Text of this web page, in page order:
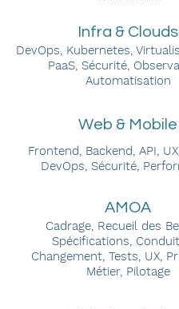
Infra & Clouds
DevOps, Kubernetes,
PaaS, Sécurité,
Automatisation
Web & Mobile
Frontend, Backend, API,
DevOps, Sécurité,
AMOA
Cadrage, Recueil des
Spécifications,
Changement, Tests, UX,
Métier, Pilotage